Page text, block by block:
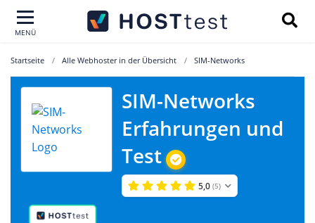
MENÜ
Startseite Alle Webhoster in der Übersicht SIM-Networks
SIM-Networks
Erfahrungen und
Test
5,0 (5)